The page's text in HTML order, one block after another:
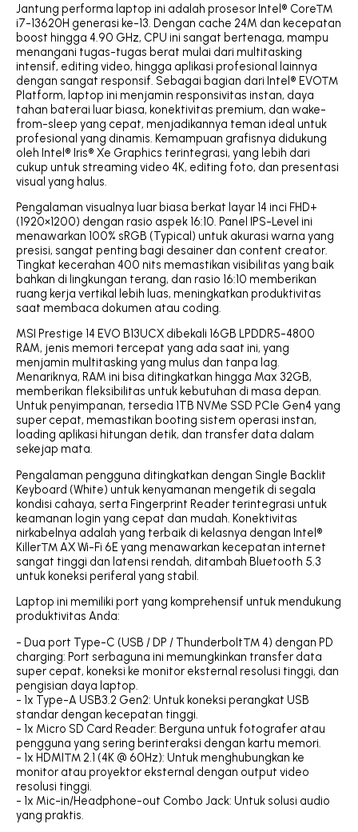
Jantung performa laptop ini adalah prosesor Intel® Core™
i7-13620H generasi ke-13. Dengan cache 24M dan kecepatan
boost hingga 4.90 GHz, CPU ini sangat bertenaga, mampu
menangani tugas-tugas berat mulai dari multitasking
intensif, editing video, hingga aplikasi profesional lainnya
dengan sangat responsif. Sebagai bagian dari Intel® EVO™
Platform, laptop ini menjamin responsivitas instan, daya
tahan baterai luar biasa, konektivitas premium, dan wake-
from-sleep yang cepat, menjadikannya teman ideal untuk
profesional yang dinamis. Kemampuan grafisnya didukung
oleh Intel® Iris® Xe Graphics terintegrasi, yang lebih dari
cukup untuk streaming video 4K, editing foto, dan presentasi
visual yang halus.
Pengalaman visualnya luar biasa berkat layar 14 inci FHD+
(1920×1200) dengan rasio aspek 16:10. Panel IPS-Level ini
menawarkan 100% sRGB (Typical) untuk akurasi warna yang
presisi, sangat penting bagi desainer dan content creator.
Tingkat kecerahan 400 nits memastikan visibilitas yang baik
bahkan di lingkungan terang, dan rasio 16:10 memberikan
ruang kerja vertikal lebih luas, meningkatkan produktivitas
saat membaca dokumen atau coding.
MSI Prestige 14 EVO B13UCX dibekali 16GB LPDDR5-4800
RAM, jenis memori tercepat yang ada saat ini, yang
menjamin multitasking yang mulus dan tanpa lag.
Menariknya, RAM ini bisa ditingkatkan hingga Max 32GB,
memberikan fleksibilitas untuk kebutuhan di masa depan.
Untuk penyimpanan, tersedia 1TB NVMe SSD PCIe Gen4 yang
super cepat, memastikan booting sistem operasi instan,
loading aplikasi hitungan detik, dan transfer data dalam
sekejap mata.
Pengalaman pengguna ditingkatkan dengan Single Backlit
Keyboard (White) untuk kenyamanan mengetik di segala
kondisi cahaya, serta Fingerprint Reader terintegrasi untuk
keamanan login yang cepat dan mudah. Konektivitas
nirkabelnya adalah yang terbaik di kelasnya dengan Intel®
Killer™ AX Wi-Fi 6E yang menawarkan kecepatan internet
sangat tinggi dan latensi rendah, ditambah Bluetooth 5.3
untuk koneksi periferal yang stabil.
Laptop ini memiliki port yang komprehensif untuk mendukung
produktivitas Anda:
- Dua port Type-C (USB / DP / Thunderbolt™ 4) dengan PD
charging: Port serbaguna ini memungkinkan transfer data
super cepat, koneksi ke monitor eksternal resolusi tinggi, dan
pengisian daya laptop.
- 1x Type-A USB3.2 Gen2: Untuk koneksi perangkat USB
standar dengan kecepatan tinggi.
- 1x Micro SD Card Reader: Berguna untuk fotografer atau
pengguna yang sering berinteraksi dengan kartu memori.
- 1x HDMI™ 2.1 (4K @ 60Hz): Untuk menghubungkan ke
monitor atau proyektor eksternal dengan output video
resolusi tinggi.
- 1x Mic-in/Headphone-out Combo Jack: Untuk solusi audio
yang praktis.